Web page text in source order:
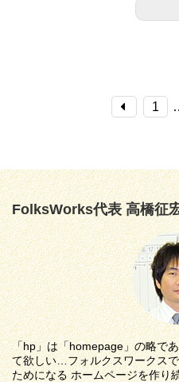
1
FolksWorks代表 高橋征
「hp」は「homepage」の略で
て欲しい…フォルクスワークス
ためになる ホームページを作り